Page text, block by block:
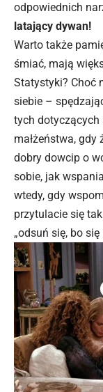
odpowiednich
latający dywan!
Warto także
śmiać, mają
Statystyki? Choć
siebie –
tych dotyczących
małżeństwa, gdy
dobry dowcip o
sobie, jak
wtedy, gdy
przytulacie się
„odsuń się, bo się